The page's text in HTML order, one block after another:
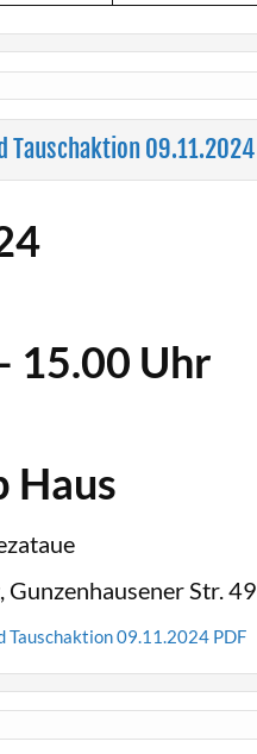
Tauschaktion 09.11.2024
15.00 Uhr
Haus
Str. 49
Tauschaktion 09.11.2024 PDF